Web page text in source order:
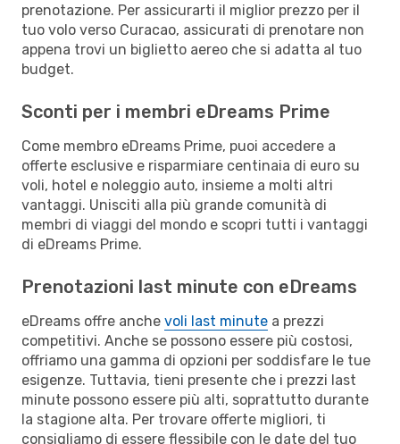
prenotazione. Per assicurarti il miglior prezzo per il
tuo volo verso Curacao, assicurati di prenotare non
appena trovi un biglietto aereo che si adatta al tuo
budget.
Sconti per i membri eDreams Prime
Come membro eDreams Prime, puoi accedere a
offerte esclusive e risparmiare centinaia di euro su
voli, hotel e noleggio auto, insieme a molti altri
vantaggi. Unisciti alla più grande comunità di
membri di viaggi del mondo e scopri tutti i vantaggi
di eDreams Prime.
Prenotazioni last minute con eDreams
eDreams offre anche voli last minute a prezzi
competitivi. Anche se possono essere più costosi,
offriamo una gamma di opzioni per soddisfare le tue
esigenze. Tuttavia, tieni presente che i prezzi last
minute possono essere più alti, soprattutto durante
la stagione alta. Per trovare offerte migliori, ti
consigliamo di essere flessibile con le date del tuo